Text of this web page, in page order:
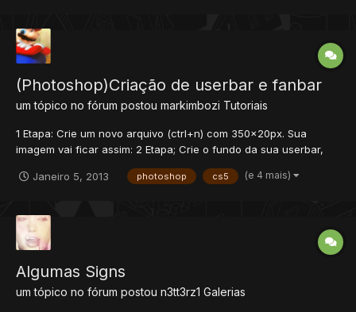
(Photoshop)Criação de userbar e fanbar
um tópico no fórum postou markimbozi Tutoriais
1 Etapa: Crie um novo arquivo (ctrl+n) com 350x20px. Sua
imagem vai ficar assim: 2 Etapa; Crie o fundo da sua userbar,
Etapa: Pegue uma Render e coloque do jeito que combina mais
Janeiro 5, 2013 photoshop cs5 (e 4 mais)
Algumas Signs
um tópico no fórum postou n3tt3rz1 Galerias